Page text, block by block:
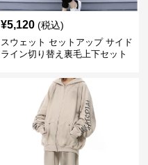
¥5,120 (税込)
スウェット セットアップ サイド
ライン切り替え裏毛上下セット